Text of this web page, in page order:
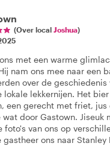
(Over local Joshua)
met een warme
nam ons mee naar een
over de geschiedenis
lokale lekkernijen. Het
een gerecht met friet, jus
wat door Gastown. Jiseuk
foto's van ons op
gastheer ons naar Stanley